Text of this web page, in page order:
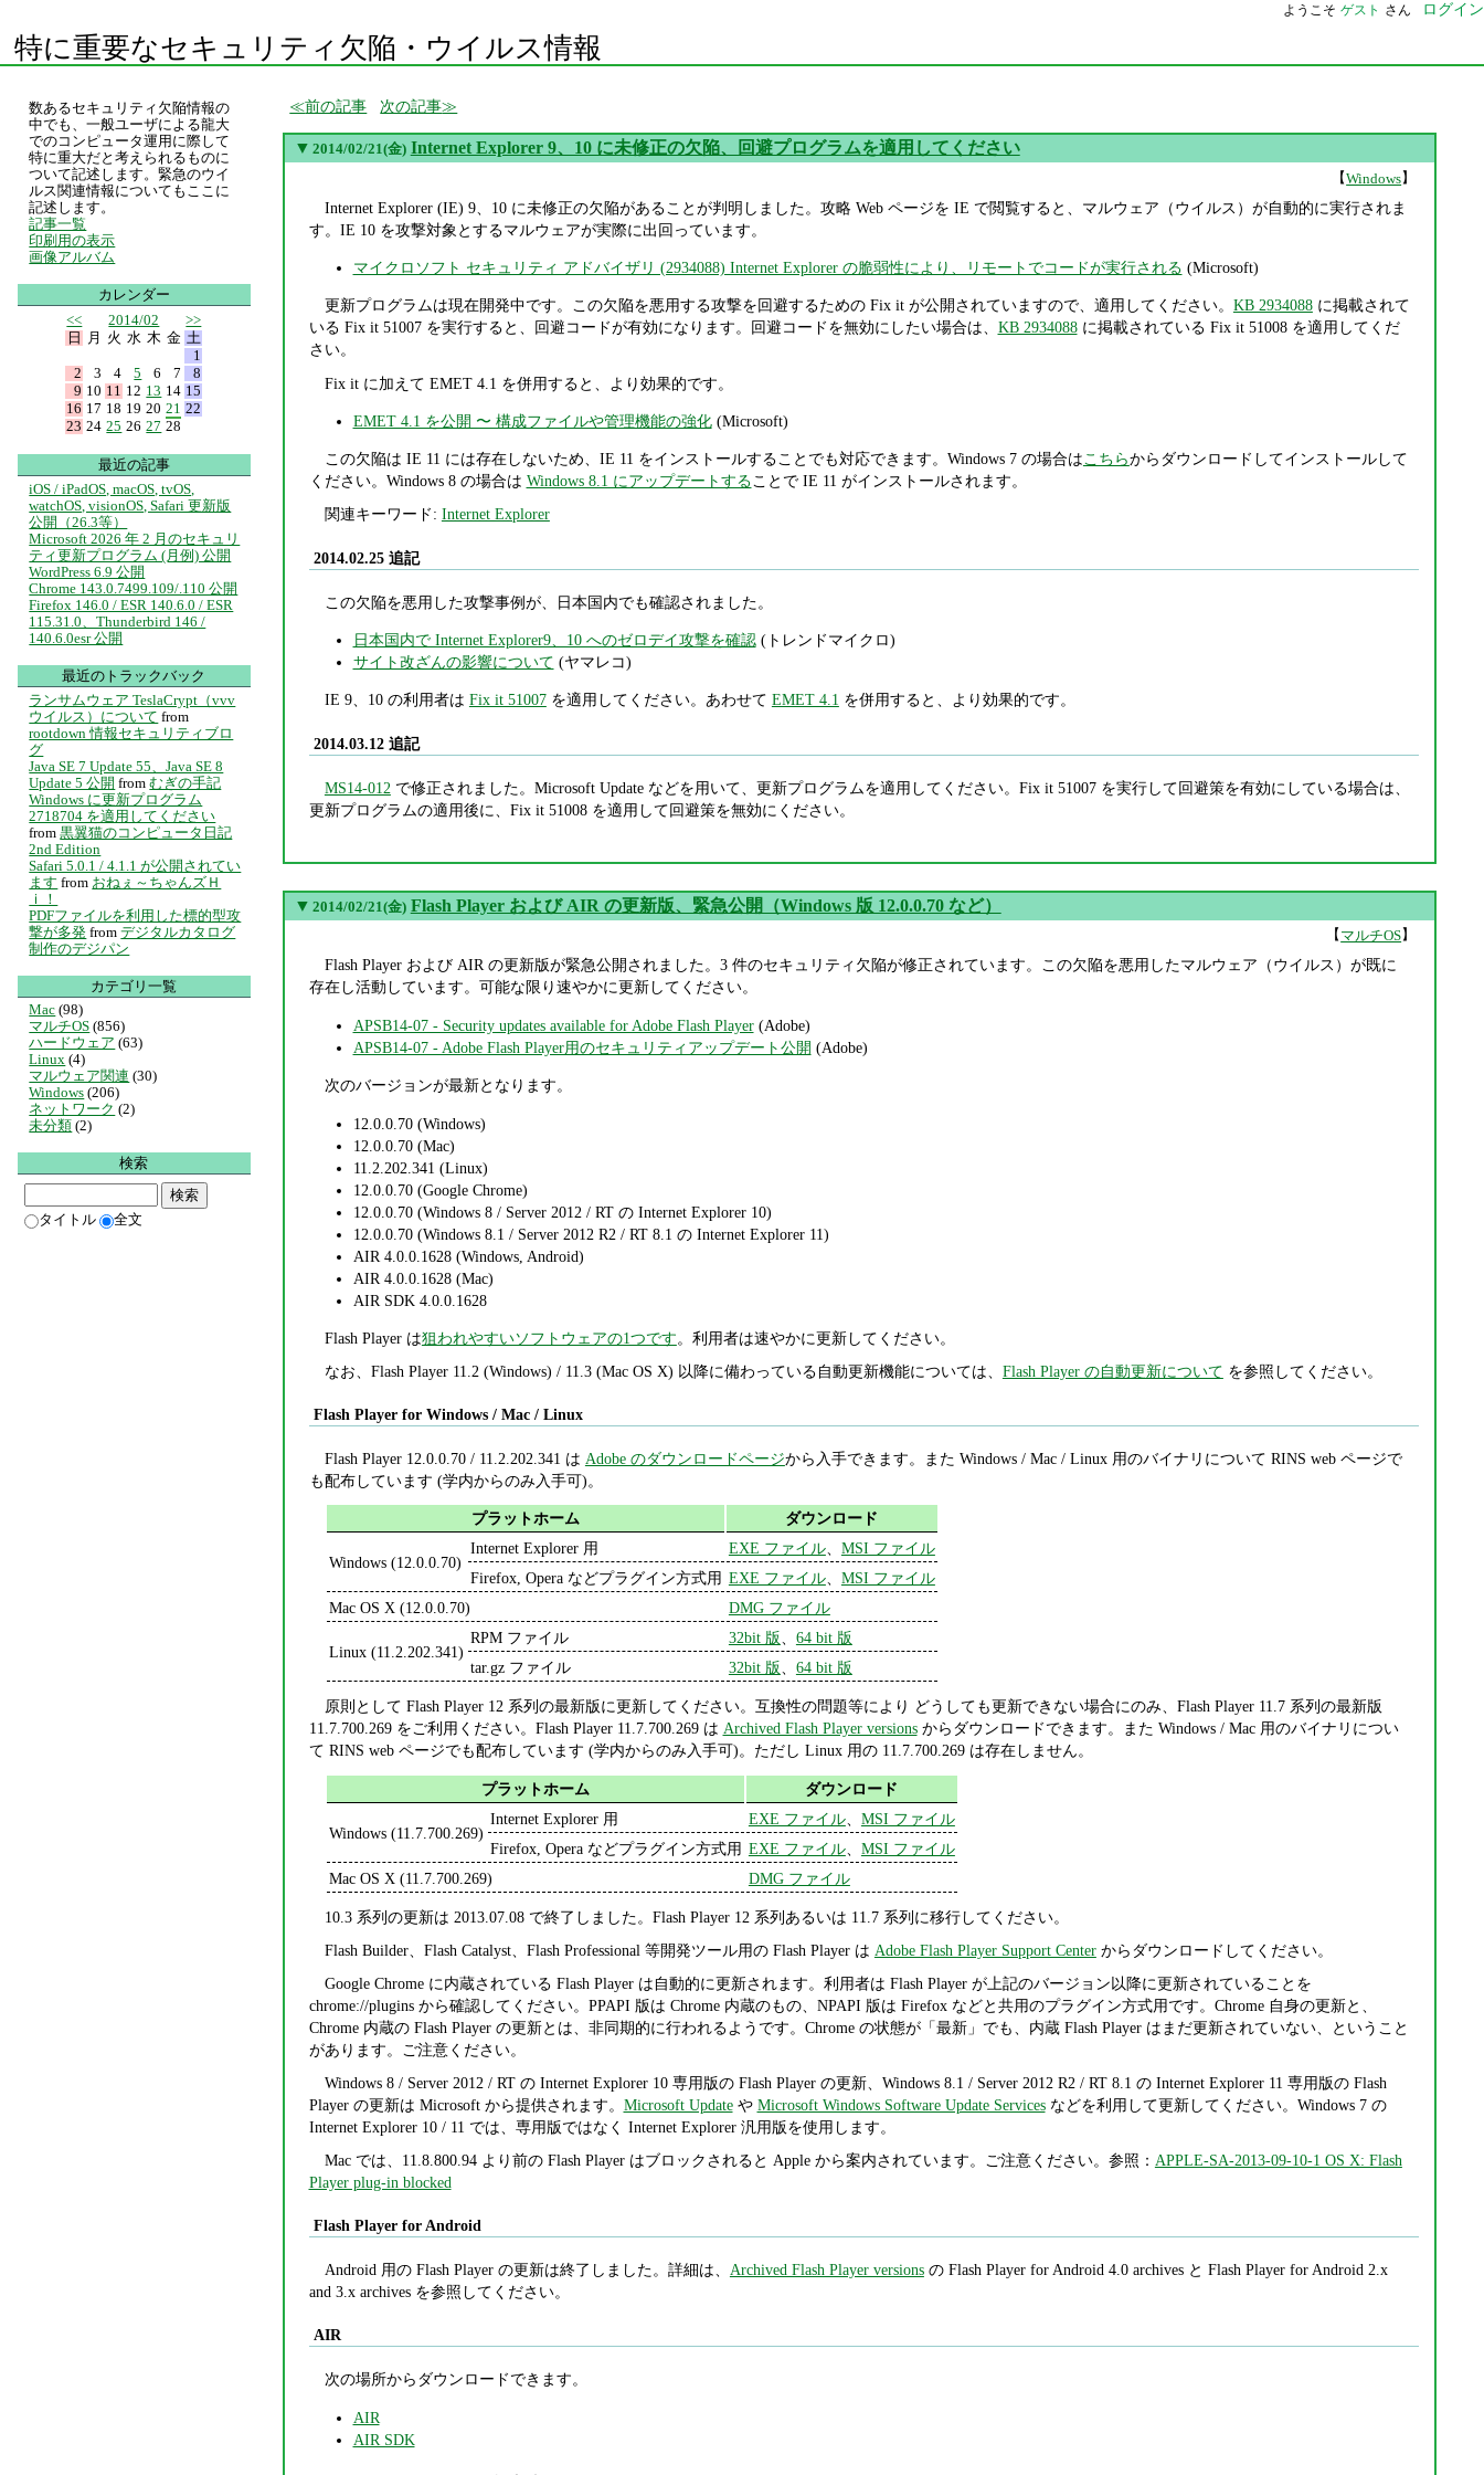
ようこそ ゲスト さん ログイン
特に重要なセキュリティ欠陥・ウイルス情報
前の記事 次の記事
▼ 2014/02/21(金) Internet Explorer 9、10 に未修正の欠陥、回避プログラムを適用してください
【Windows】
Internet Explorer (IE) 9、10 に未修正の欠陥があることが判明しました。攻略 Web ページを IE で閲覧すると、マルウェア（ウイルス）が自動的に実行されま
す。IE 10 を攻撃対象とするマルウェアが実際に出回っています。
マイクロソフト セキュリティ アドバイザリ (2934088) Internet Explorer の脆弱性により、リモートでコードが実行される (Microsoft)
更新プログラムは現在開発中です。この欠陥を悪用する攻撃を回避するための Fix it が公開されていますので、適用してください。 KB 2934088に掲載されて
いる Fix it 51007 を実行すると、回避コードが有効になります。回避コードを無効にしたい場合は、 KB 2934088に掲載されている Fix it 51008 を適用してくだ
さい。
Fix it に加えて EMET 4.1 を併用すると、より効果的です。
EMET 4.1 を公開 〜 構成ファイルや管理機能の強化(Microsoft)
この欠陥は IE 11 には存在しないため、IE 11 をインストールすることでも対応できます。Windows 7 の場合はこちらからダウンロードしてインストールして
ください。Windows 8 の場合は Windows 8.1 にアップデートすることで IE 11 がインストールされます。
関連キーワード: Internet Explorer
2014.02.25 追記
この欠陥を悪用した攻撃事例が、日本国内でも確認されました。
日本国内で Internet Explorer9、10 へのゼロデイ攻撃を確認(トレンドマイクロ)
サイト改ざんの影響について (ヤマレコ)
IE 9、10 の利用者は Fix it 51007を適用してください。あわせて EMET 4.1 を併用すると、より効果的です。
2014.03.12 追記
MS14-012 で修正されました。Microsoft Update などを用いて、更新プログラムを適用してください。Fix it 51007 を実行して回避策を有効にしている場合は、
更新プログラムの適用後に、Fix it 51008 を適用して回避策を無効にください。
▼ 2014/02/21(金) Flash Player および AIR の更新版、緊急公開（Windows 版 12.0.0.70 など）
【 マルチOS】
Flash Player および AIR の更新版が緊急公開されました。3 件のセキュリティ欠陥が修正されています。この欠陥を悪用したマルウェア（ウイルス）が既に
存在し活動しています。可能な限り速やかに更新してください。
APSB14-07 - Security updates available for Adobe Flash Player(Adobe)
APSB14-07 - Adobe Flash Player用のセキュリティアップデート公開 (Adobe)
次のバージョンが最新となります。
12.0.0.70 (Windows)
12.0.0.70 (Mac)
11.2.202.341 (Linux)
12.0.0.70 (Google Chrome)
12.0.0.70 (Windows 8 / Server 2012 / RT の Internet Explorer 10)
12.0.0.70 (Windows 8.1 / Server 2012 R2 / RT 8.1 の Internet Explorer 11)
AIR 4.0.0.1628 (Windows, Android)
AIR 4.0.0.1628 (Mac)
AIR SDK 4.0.0.1628
Flash Player は狙われやすいソフトウェアの1つです。利用者は速やかに更新してください。
なお、Flash Player 11.2 (Windows) / 11.3 (Mac OS X) 以降に備わっている自動更新機能については、 Flash Player の自動更新について を参照してください。
Flash Player for Windows / Mac / Linux
Flash Player 12.0.0.70 / 11.2.202.341 は Adobe のダウンロードページから入手できます。また Windows / Mac / Linux 用のバイナリについて RINS web ページで
も配布しています (学内からのみ入手可)。
プラットホーム ダウンロード
Windows (12.0.0.70)
Internet Explorer 用 EXE ファイル、 MSI ファイル
Firefox, Opera などプラグイン方式用 EXE ファイル、 MSI ファイル
Mac OS X (12.0.0.70)
DMG ファイル
Linux (11.2.202.341)
RPM ファイル 32bit 版、 64 bit 版
tar.gz ファイル
32bit 版、 64 bit 版
原則として Flash Player 12 系列の最新版に更新してください。互換性の問題等により どうしても更新できない場合にのみ、Flash Player 11.7 系列の最新版
11.7.700.269 をご利用ください。Flash Player 11.7.700.269 は Archived Flash Player versionsからダウンロードできます。また Windows / Mac 用のバイナリについ
て RINS web ページでも配布しています (学内からのみ入手可)。ただし Linux 用の 11.7.700.269 は存在しません。
プラットホーム ダウンロード
Windows (11.7.700.269)
Internet Explorer 用 EXE ファイル、 MSI ファイル
Firefox, Opera などプラグイン方式用 EXE ファイル、 MSI ファイル
Mac OS X (11.7.700.269)
DMG ファイル
10.3 系列の更新は 2013.07.08 で終了しました。Flash Player 12 系列あるいは 11.7 系列に移行してください。
Flash Builder、Flash Catalyst、Flash Professional 等開発ツール用の Flash Player は Adobe Flash Player Support Centerからダウンロードしてください。
Google Chrome に内蔵されている Flash Player は自動的に更新されます。利用者は Flash Player が上記のバージョン以降に更新されていることを
chrome://plugins から確認してください。PPAPI 版は Chrome 内蔵のもの、NPAPI 版は Firefox などと共用のプラグイン方式用です。Chrome 自身の更新と、
Chrome 内蔵の Flash Player の更新とは、非同期的に行われるようです。Chrome の状態が「最新」でも、内蔵 Flash Player はまだ更新されていない、ということ
があります。ご注意ください。
Windows 8 / Server 2012 / RT の Internet Explorer 10 専用版の Flash Player の更新、Windows 8.1 / Server 2012 R2 / RT 8.1 の Internet Explorer 11 専用版の Flash
Player の更新は Microsoft から提供されます。 Microsoft Updateや Microsoft Windows Software Update Servicesなどを利用して更新してください。Windows 7 の
Internet Explorer 10 / 11 では、専用版ではなく Internet Explorer 汎用版を使用します。
Mac では、11.8.800.94 より前の Flash Player はブロックされると Apple から案内されています。ご注意ください。参照： APPLE-SA-2013-09-10-1 OS X: Flash
Player plug-in blocked
Flash Player for Android
Android 用の Flash Player の更新は終了しました。詳細は、 Archived Flash Player versionsの Flash Player for Android 4.0 archives と Flash Player for Android 2.x
and 3.x archives を参照してください。
AIR
次の場所からダウンロードできます。
AIR
AIR SDK
数あるセキュリティ欠陥情報の
中でも、一般ユーザによる龍大
でのコンピュータ運用に際して
特に重大だと考えられるものに
ついて記述します。緊急のウイ
ルス関連情報についてもここに
記述します。
記事一覧
印刷用の表示
画像アルバム
カレンダー
<<
2014/02
>>
日
月 火 水 木 金 土
1
2
3 4 5 6 7
8
9 10 11 12 13 14 15
16 17 18 19 20 21 22
23 24 25 26 27 28
最近の記事
iOS / iPadOS, macOS, tvOS,
watchOS, visionOS, Safari 更新版
公開（26.3等）
Microsoft 2026 年 2 月のセキュリ
ティ更新プログラム (月例) 公開
WordPress 6.9 公開
Chrome 143.0.7499.109/.110 公開
Firefox 146.0 / ESR 140.6.0 / ESR
115.31.0、Thunderbird 146 /
140.6.0esr 公開
最近のトラックバック
ランサムウェア TeslaCrypt（vvv
ウイルス）について from
rootdown 情報セキュリティブロ
グ
Java SE 7 Update 55、Java SE 8
Update 5 公開 from むぎの手記
Windows に更新プログラム
2718704 を適用してください
from 黒翼猫のコンピュータ日記
2nd Edition
Safari 5.0.1 / 4.1.1 が公開されてい
ます from おねぇ～ちゃんズＨ
ｉ！
PDFファイルを利用した標的型攻
撃が多発 from デジタルカタログ
制作のデジパン
カテゴリ一覧
Mac (98)
マルチOS (856)
ハードウェア (63)
Linux (4)
マルウェア関連 (30)
Windows (206)
ネットワーク (2)
未分類 (2)
検索
タイトル 全文